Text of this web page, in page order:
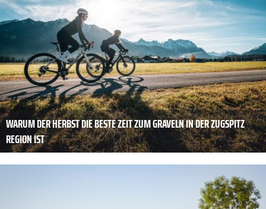
WARUM DER HERBST DIE BESTE ZEIT ZUM GRAVELN IN DER ZUGSPITZ
REGION IST